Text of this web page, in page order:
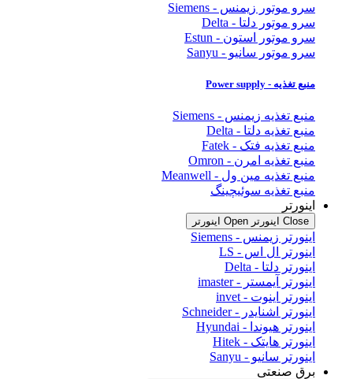
سرو موتور زیمنس - Siemens
سرو موتور دلتا - Delta
سرو موتور استون - Estun
سرو موتور سانیو - Sanyu
منبع تغذیه - Power supply
منبع تغذیه زیمنس - Siemens
منبع تغذیه دلتا - Delta
منبع تغذیه فتک - Fatek
منبع تغذیه امرن - Omron
منبع تغذیه مین ول - Meanwell
منبع تغذیه سوئیچینگ
اینورتر
Close اینورتر Open اینورتر
اینورتر زیمنس - Siemens
اینورتر ال اس - LS
اینورتر دلتا - Delta
اینورتر آیمستر - imaster
اینورتر اینوت - invet
اینورتر اشنایدر - Schneider
اینورتر هیوندا - Hyundai
اینورتر هایتک - Hitek
اینورتر سانیو - Sanyu
برق صنعتی